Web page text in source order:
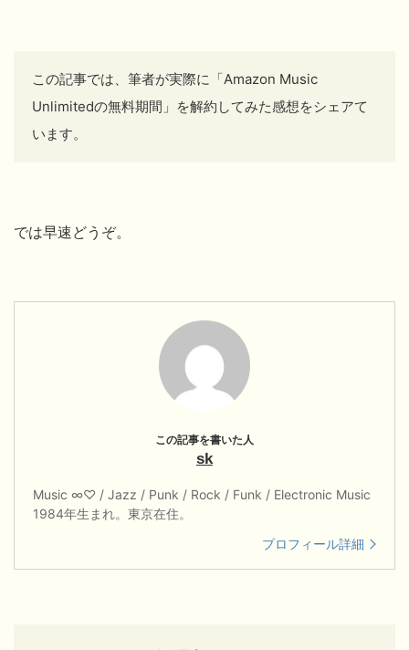
この記事では、筆者が実際に「Amazon Music
Unlimitedの無料期間」を解約してみた感想をシェアて
います。
では早速どうぞ。
sk
Music ∞♡ / Jazz / Punk / Rock / Funk / Electronic Music
1984年生まれ。東京在住。
プロフィール詳細